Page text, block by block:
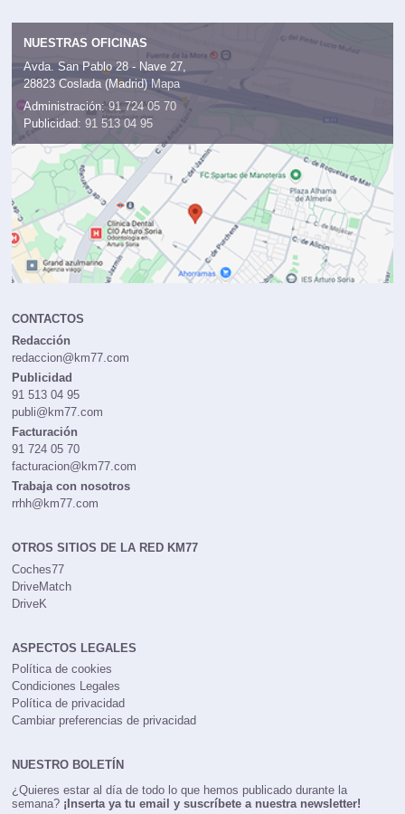
NUESTRAS OFICINAS
Avda. San Pablo 28 - Nave 27,
28823 Coslada (Madrid) Mapa
Administración: 91 724 05 70
Publicidad: 91 513 04 95
CONTACTOS
Redacción
redaccion@km77.com
Publicidad
91 513 04 95
publi@km77.com
Facturación
91 724 05 70
facturacion@km77.com
Trabaja con nosotros
rrhh@km77.com
OTROS SITIOS DE LA RED KM77
Coches77
DriveMatch
DriveK
ASPECTOS LEGALES
Política de cookies
Condiciones Legales
Política de privacidad
Cambiar preferencias de privacidad
NUESTRO BOLETÍN
¿Quieres estar al día de todo lo que hemos publicado durante la
semana? ¡Inserta ya tu email y suscríbete a nuestra newsletter!